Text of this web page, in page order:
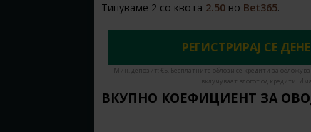
Типуваме 2 со квота 2.50 во Bet365.
РЕГИСТРИРАЈ СЕ
Мин. депозит: €5. Бесплатните облози се кредити за
вклучуваат влогот од кредити.
ВКУПНО КОЕФИЦИЕНТ ЗА